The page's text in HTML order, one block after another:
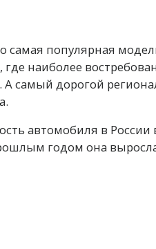
самая популярная
наиболее
А самый дорогой
автомобиля в России
годом она